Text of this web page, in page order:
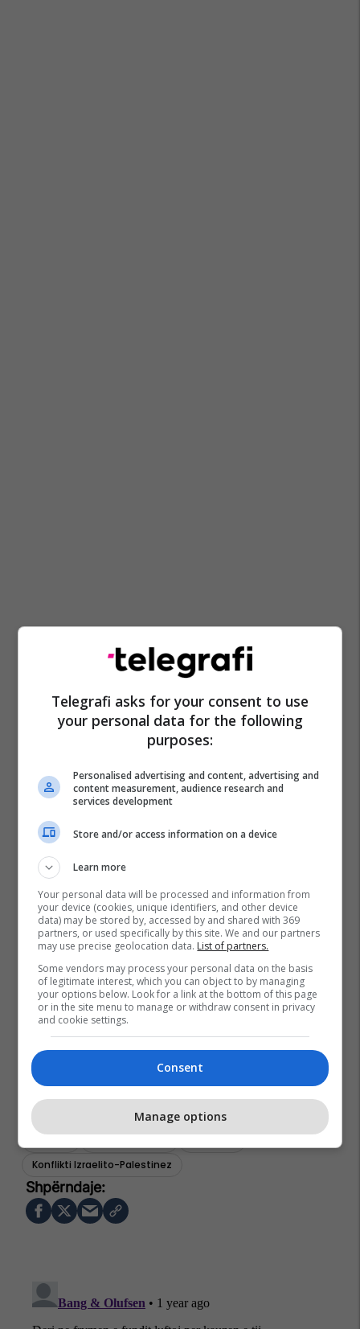
Konflikti Izraelito-Palestinez
Telegrafi asks for your consent to use
your personal data for the following
purposes:
Personalised advertising and content, advertising and
content measurement, audience research and
services development
Store and/or access information on a device
Learn more
Your personal data will be processed and information from
your device (cookies, unique identifiers, and other device
data) may be stored by, accessed by and shared with 369
partners, or used specifically by this site. We and our partners
may use precise geolocation data. List of partners.
Some vendors may process your personal data on the basis
of legitimate interest, which you can object to by managing
your options below. Look for a link at the bottom of this page
or in the site menu to manage or withdraw consent in privacy
and cookie settings.
Consent
Manage options